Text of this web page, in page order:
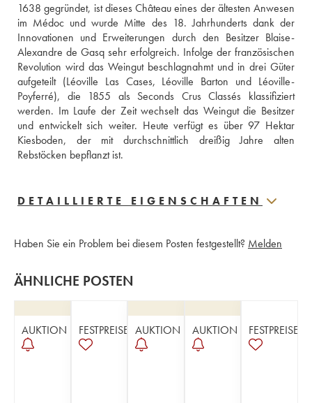
1638 gegründet, ist dieses Château eines der ältesten Anwesen
im Médoc und wurde Mitte des 18. Jahrhunderts dank der
Innovationen und Erweiterungen durch den Besitzer Blaise-
Alexandre de Gasq sehr erfolgreich. Infolge der französischen
Revolution wird das Weingut beschlagnahmt und in drei Güter
aufgeteilt (Léoville Las Cases, Léoville Barton und Léoville-
Poyferré), die 1855 als Seconds Crus Classés klassifiziert
werden. Im Laufe der Zeit wechselt das Weingut die Besitzer
und entwickelt sich weiter. Heute verfügt es über 97 Hektar
Kiesboden, der mit durchschnittlich dreißig Jahre alten
Rebstöcken bepflanzt ist.
DETAILLIERTE EIGENSCHAFTEN
Haben Sie ein Problem bei diesem Posten festgestellt? Melden
ÄHNLICHE POSTEN
AUKTION FESTPREISE AUKTION AUKTION FESTPREISE